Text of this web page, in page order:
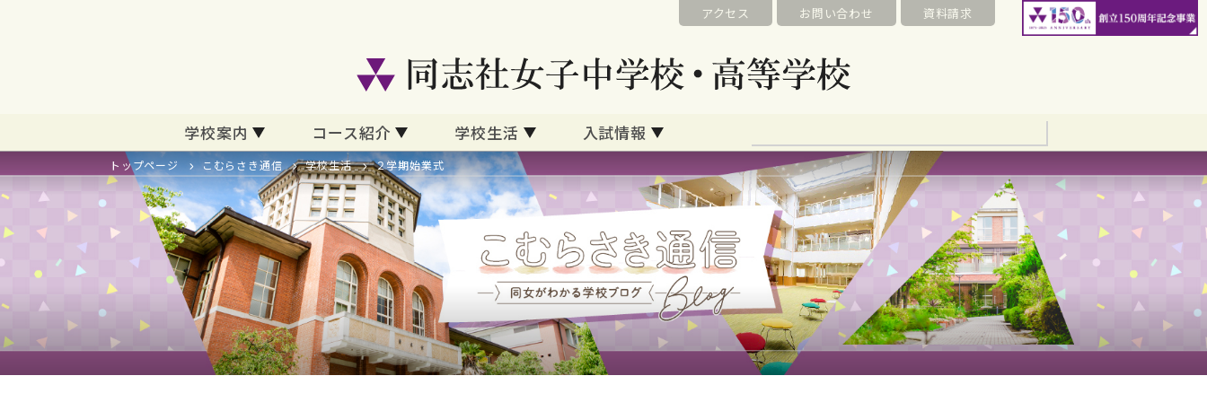
アクセス お問い合わせ 資料請求
学校案内 コース紹介 学校生活 入試情報
トップページ こむらさき通信 学校生活 ２学期始業式